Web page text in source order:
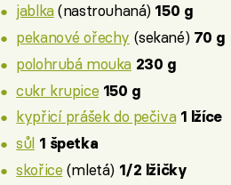
jablka(nastrouhaná) 150 g
pekanové ořechy (sekané) 70 g
polohrubá mouka 230 g
cukr krupice 150 g
kypřicí prášek do pečiva 1 lžíce
sůl 1 špetka
skořice (mletá) 1/2 lžičky